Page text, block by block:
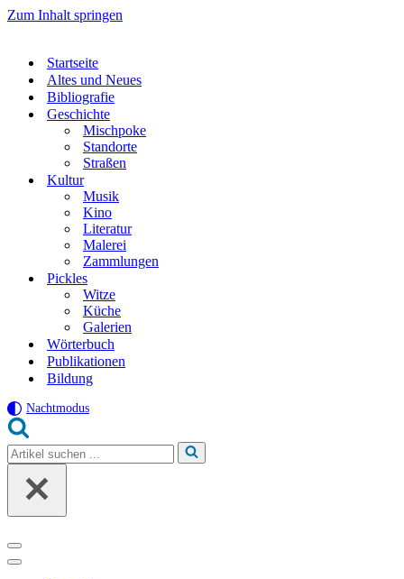
Zum Inhalt springen
Startseite
Altes und Neues
Bibliografie
Geschichte
Mischpoke
Standorte
Straßen
Kultur
Musik
Kino
Literatur
Malerei
Zammlungen
Pickles
Witze
Küche
Galerien
Wörterbuch
Publikationen
Bildung
Nachtmodus
Suchen
nach …
Navigationsmenü
Navigationsmenü